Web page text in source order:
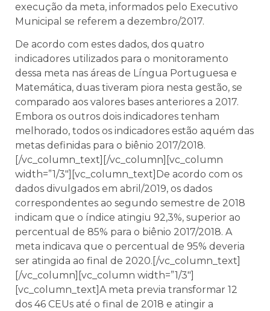
execução da meta, informados pelo Executivo
Municipal se referem a dezembro/2017.
De acordo com estes dados, dos quatro
indicadores utilizados para o monitoramento
dessa meta nas áreas de Língua Portuguesa e
Matemática, duas tiveram piora nesta gestão, se
comparado aos valores bases anteriores a 2017.
Embora os outros dois indicadores tenham
melhorado, todos os indicadores estão aquém das
metas definidas para o biênio 2017/2018.
[/vc_column_text][/vc_column][vc_column
width=”1/3″][vc_column_text]De acordo com os
dados divulgados em abril/2019, os dados
correspondentes ao segundo semestre de 2018
indicam que o índice atingiu 92,3%, superior ao
percentual de 85% para o biênio 2017/2018. A
meta indicava que o percentual de 95% deveria
ser atingida ao final de 2020.[/vc_column_text]
[/vc_column][vc_column width=”1/3″]
[vc_column_text]A meta previa transformar 12
dos 46 CEUs até o final de 2018 e atingir a